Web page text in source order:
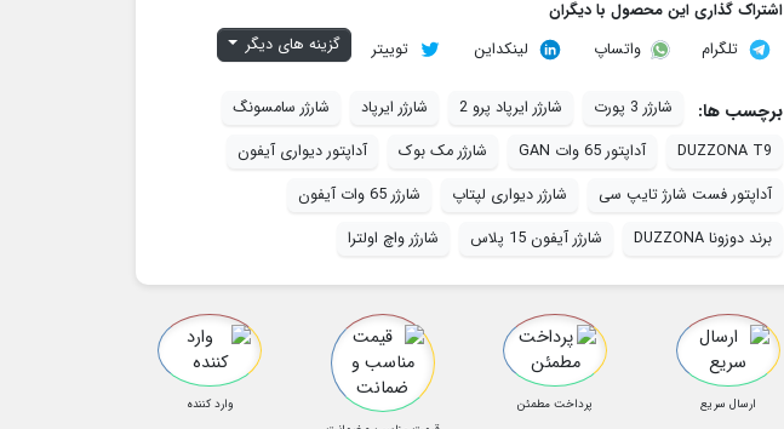
اشتراک گذاری این محصول با دیگران
تلگرام
واتساپ لینکداین توییتر گزینه های دیگر
برچسب ها: شارژر 3 پورت شارژر ایرپاد پرو 2 شارژر ایرپاد
شارژر سامسونگ
DUZZONA T9
آداپتور 65 وات GAN شارژر مک بوک
آداپتور دیواری آیفون
آداپتور فست شارژ تایپ سی
شارژر دیواری لپتاپ
شارژر 65 وات آیفون
برند دوزونا DUZZONA
شارژر آیفون 15 پلاس شارژر واچ اولترا
ارسال سریع
پرداخت مطمئن
وارد کننده